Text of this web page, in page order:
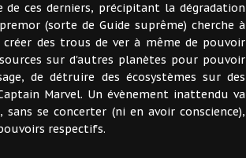
ces derniers, précipitant la dégradation
(sorte de Guide suprême) cherche à
des trous de ver à même de pouvoir
sur d'autres planètes pour pouvoir
de détruire des écosystèmes sur des
Marvel. Un évènement inattendu va
se concerter (ni en avoir conscience),
respectifs.